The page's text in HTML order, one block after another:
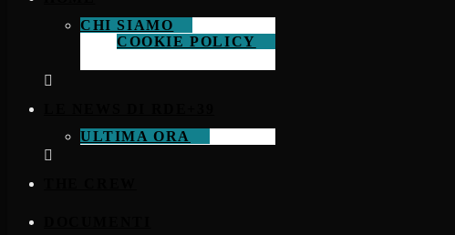
CHI SIAMO
COOKIE POLICY
ULTIMA ORA